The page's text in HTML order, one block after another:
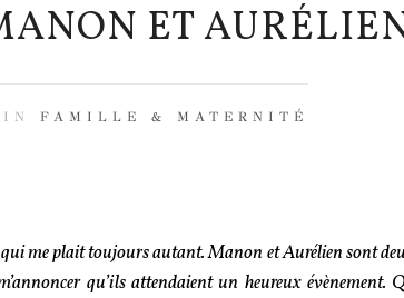
ET
IN FAMILLE & MATERNITÉ
me plait toujours autant. Manon et Aurélien sont
qu’ils attendaient un heureux évènement.